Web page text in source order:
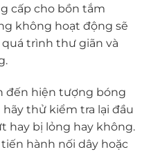
cấp cho bồn tắm
không hoạt động sẽ
trình thư giãn và
đến hiện tượng bóng
thử kiểm tra lại đầu
hay bị lỏng hay không.
hành nối dây hoặc